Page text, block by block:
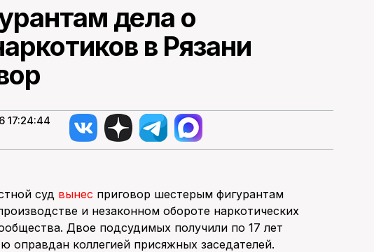
дела о
в Рязани
17:24:44
суд вынес приговор шестерым фигурантам
и незаконном обороте наркотических
Двое подсудимых получили по 17 лет
оправдан коллегией присяжных заседателей.